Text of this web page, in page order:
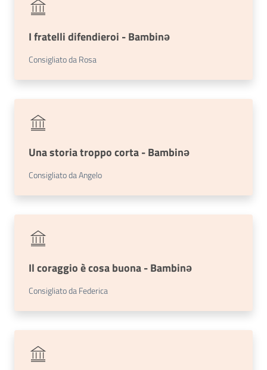
film
Online
Bambini
ragazzi
i
I fratelli difendieroi - Bambinǝ
Consigliato da Rosa
Una storia troppo corta - Bambinǝ
Consigliato da Angelo
Il coraggio è cosa buona - Bambinə
Consigliato da Federica